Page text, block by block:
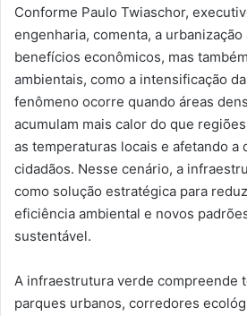
Conforme Paulo Twiaschor,
engenharia, comenta, a
benefícios econômicos, mas
ambientais, como a intensificação
fenômeno ocorre quando áreas
acumulam mais calor do que
as temperaturas locais e afetando a
cidadãos. Nesse cenário, a
como solução estratégica para
eficiência ambiental e novos
sustentável.
A infraestrutura verde compreende
parques urbanos, corredores